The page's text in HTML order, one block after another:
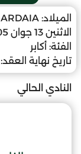
الميلاد:
الاثنين 13 جوان 2005
الفئة: أكابر
تاريخ نهاية العقد:
النادي الحالي